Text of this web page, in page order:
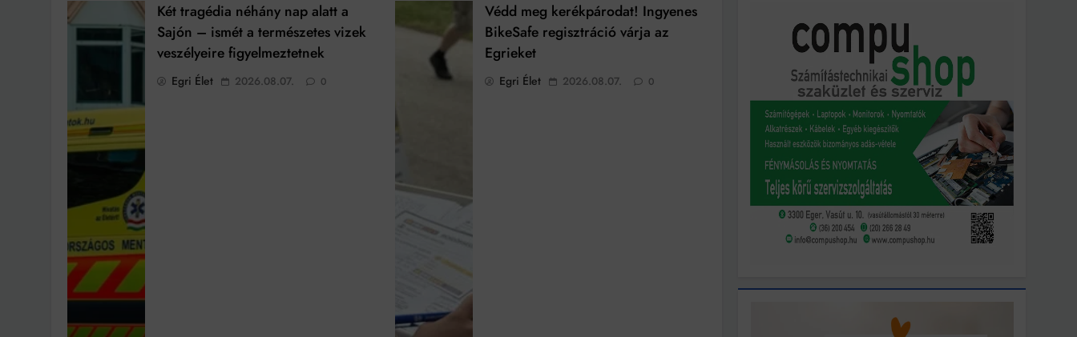
Két tragédia néhány nap alatt a
Sajón – ismét a természetes vizek
veszélyeire figyelmeztetnek
Egri Élet 2026.08.07. 0
Védd meg kerékpárodat! Ingyenes
BikeSafe regisztráció várja az
Egrieket
Egri Élet 2026.08.07. 0